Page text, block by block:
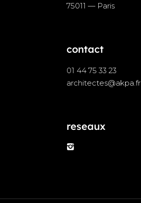
75011 — Paris
contact
01 44 75 33 23
architectes@akpa.fr
reseaux